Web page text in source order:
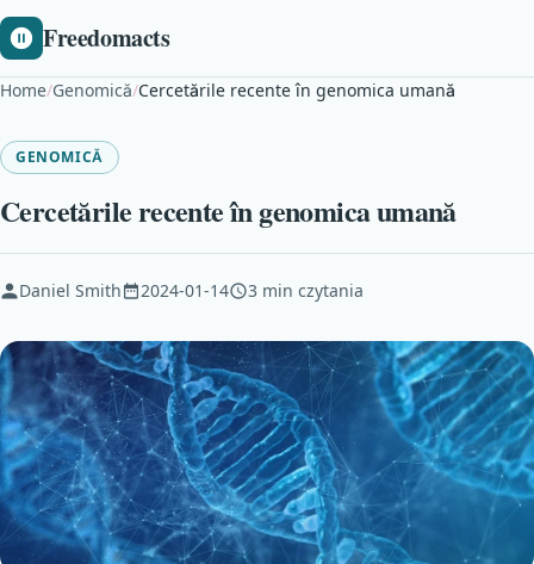
Freedomacts
Home/Genomică/Cercetările recente în genomica umană
GENOMICĂ
Cercetările recente în genomica umană
Daniel Smith 2024-01-14 3 min czytania